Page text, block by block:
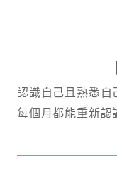
認識自己且熟悉自
每個月都能重新認